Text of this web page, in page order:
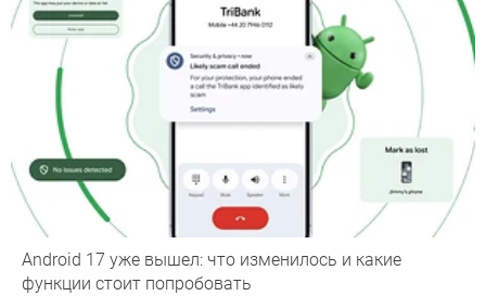
Android 17 уже вышел: что изменилось и какие
функции стоит попробовать